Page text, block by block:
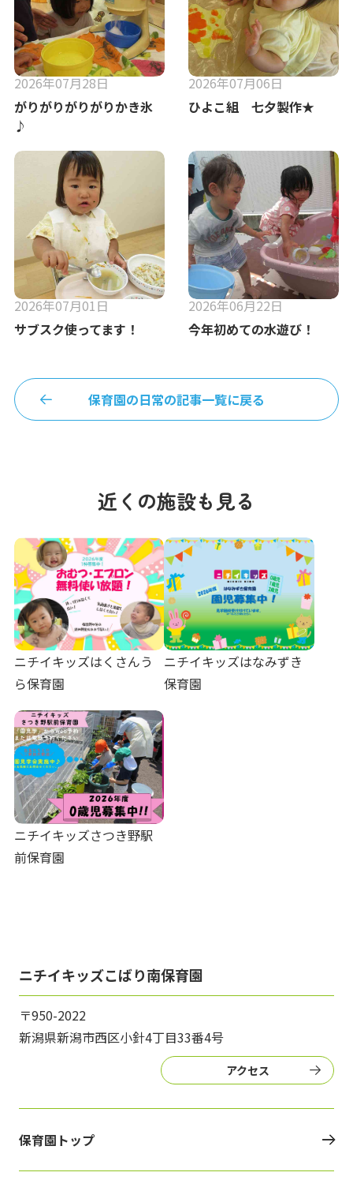
2026年07月28日
がりがりがりがりかき氷
♪
2026年07月06日
ひよこ組 七夕製作★
2026年07月01日
サブスク使ってます！
2026年06月22日
今年初めての水遊び！
保育園の日常の記事一覧に戻る
近くの施設も見る
ニチイキッズはくさんう
ら保育園
ニチイキッズはなみずき
保育園
ニチイキッズさつき野駅
前保育園
ニチイキッズこばり南保育園
〒950-2022
新潟県新潟市西区小針4丁目33番4号
アクセス
保育園トップ